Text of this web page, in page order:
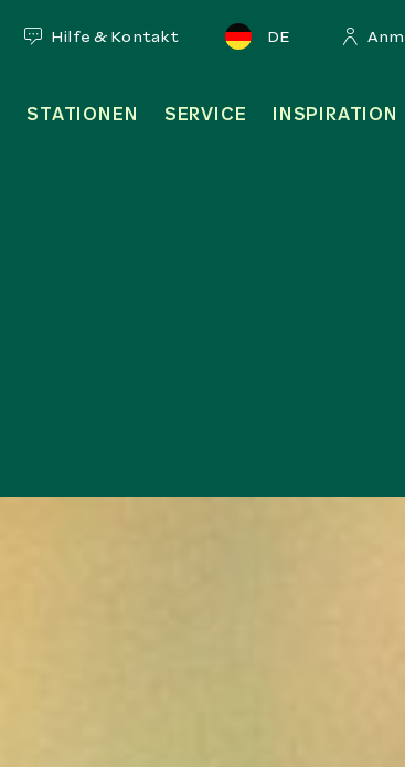
Hilfe & Kontakt DE
STATIONEN SERVICE INSPIRATION